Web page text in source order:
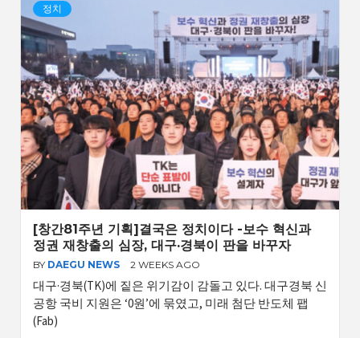
정치
[창간81주년 기획]결국은 정치이다 -보수 혁신과
정권 재창출의 심장, 대구·경북이 판을 바꾸자
BY DAEGU NEWS 2 WEEKS AGO
대구·경북(TK)에 짙은 위기감이 감돌고 있다. 대구경북 신
공항 국비 지원은 ‘0원’에 묶였고, 미래 첨단 반도체 팹
(Fab)